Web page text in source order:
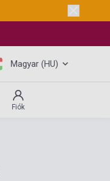
Magyar (HU)
Fiók